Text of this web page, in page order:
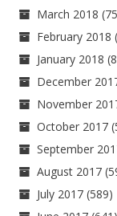
March 2018
February 2018
January 2018
December
November
October 2017
September
August 2017
July 2017 (589)